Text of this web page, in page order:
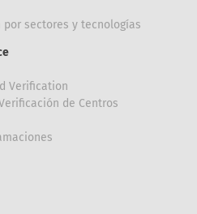
sectores y tecnologías
Verification
de Centros